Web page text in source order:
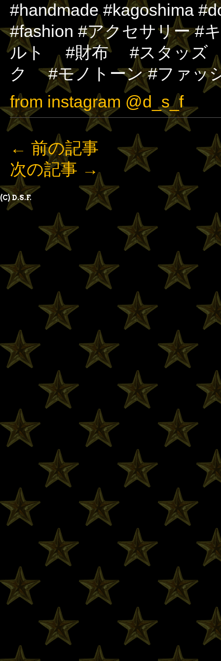
#handmade #kagoshima
#fashion #アクセサリー #
ルト #財布 #スタッズ
ク #モノトーン #ファッ
from instagram @d_s_f
← 前の記事
次の記事 →
(C) D.S.F.